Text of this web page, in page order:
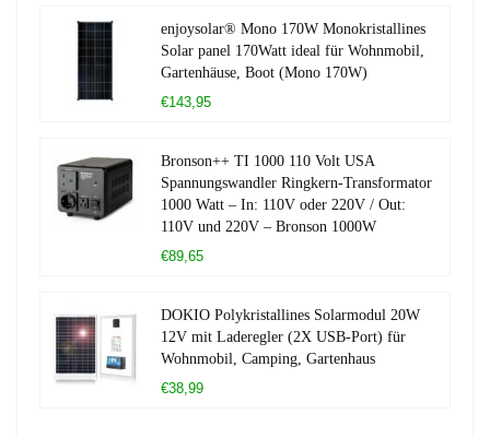
enjoysolar® Mono 170W Monokristallines
Solar panel 170Watt ideal für Wohnmobil,
Gartenhäuse, Boot (Mono 170W)
€143,95
Bronson++ TI 1000 110 Volt USA
Spannungswandler Ringkern-Transformator
1000 Watt – In: 110V oder 220V / Out:
110V und 220V – Bronson 1000W
€89,65
DOKIO Polykristallines Solarmodul 20W
12V mit Laderegler (2X USB-Port) für
Wohnmobil, Camping, Gartenhaus
€38,99